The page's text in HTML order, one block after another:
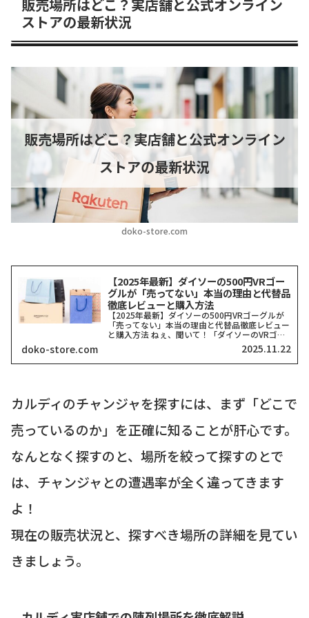
販売場所はどこ？実店舗と公式オンライン
ストアの最新状況
doko-store.com
販売場所はどこ？実店舗と公式オンライン
ストアの最新状況
【2025年最新】ダイソーの500円VRゴー
グルが「売ってない」本当の理由と代替品
徹底レビューと購入方法
【2025年最新】ダイソーの500円VRゴーグルが
「売ってない」本当の理由と代替品徹底レビュー
と購入方法 ねぇ、聞いて！「ダイソーのVRゴー
グル、どこにも売ってない！」って検索したそこ
のアナタ、同じ気持ちでここに来てくれましたよ
ね？一時期、...
doko-store.com 2025.11.22
カルディのチャンジャを探すには、まず「どこで
売っているのか」を正確に知ることが肝心です。
なんとなく探すのと、場所を絞って探すのとで
は、チャンジャとの遭遇率が全く違ってきます
よ！
現在の販売状況と、探すべき場所の詳細を見てい
きましょう。